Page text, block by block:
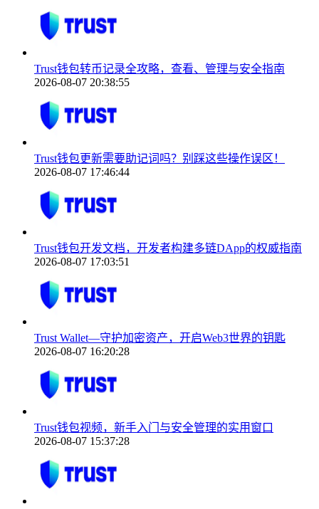
Trust钱包转币记录全攻略，查看、管理与安全指南
2026-08-07 20:38:55
Trust钱包更新需要助记词吗？别踩这些操作误区！
2026-08-07 17:46:44
Trust钱包开发文档，开发者构建多链DApp的权威指南
2026-08-07 17:03:51
Trust Wallet—守护加密资产，开启Web3世界的钥匙
2026-08-07 16:20:28
Trust钱包视频，新手入门与安全管理的实用窗口
2026-08-07 15:37:28